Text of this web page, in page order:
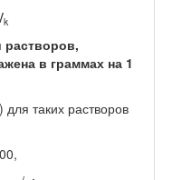
k
растворов,
в граммах на 1
таких растворов